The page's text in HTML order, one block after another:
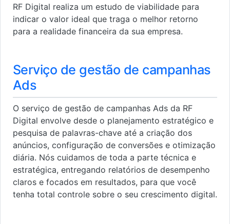
RF Digital realiza um estudo de viabilidade para
indicar o valor ideal que traga o melhor retorno
para a realidade financeira da sua empresa.
Serviço de gestão de campanhas
Ads
O serviço de gestão de campanhas Ads da RF
Digital envolve desde o planejamento estratégico e
pesquisa de palavras-chave até a criação dos
anúncios, configuração de conversões e otimização
diária. Nós cuidamos de toda a parte técnica e
estratégica, entregando relatórios de desempenho
claros e focados em resultados, para que você
tenha total controle sobre o seu crescimento digital.